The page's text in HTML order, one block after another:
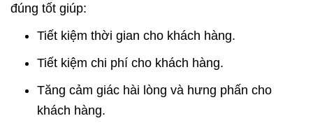
đúng tốt giúp:
Tiết kiệm thời gian cho khách hàng.
Tiết kiệm chi phí cho khách hàng.
Tăng cảm giác hài lòng và hưng phấn cho
khách hàng.